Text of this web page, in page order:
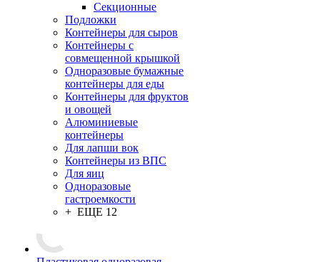
Секционные
Подложки
Контейнеры для сыров
Контейнеры с
совмещенной крышкой
Одноразовые бумажные
контейнеры для еды
Контейнеры для фруктов
и овощей
Алюминиевые
контейнеры
Для лапши вок
Контейнеры из ВПС
Для яиц
Одноразовые
гастроемкости
+ ЕЩЕ 12